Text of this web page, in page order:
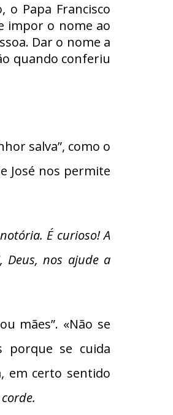
o Papa Francisco
impor o nome ao
Dar o nome a
quando conferiu
salva”, como o
José nos permite
É curioso! A
Deus, nos ajude a
mães”. «Não se
porque se cuida
em certo sentido